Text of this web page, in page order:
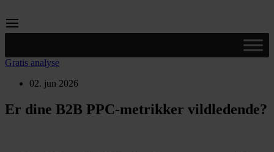
til
indhold
Gratis analyse
02. jun 2026
Er dine B2B PPC-metrikker vildledende?